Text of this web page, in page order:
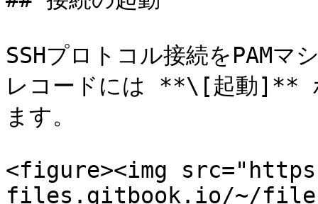
SSHプロトコル接続をPAMマ
レコードには **\[起動]**
ます。
<figure><img
files.gitbook.io/~/